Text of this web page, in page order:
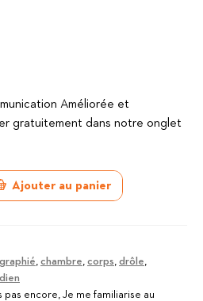
Améliorée et
gratuitement dans notre onglet
Ajouter au panier
, chambre, corps, drôle,
pas encore, Je me familiarise au